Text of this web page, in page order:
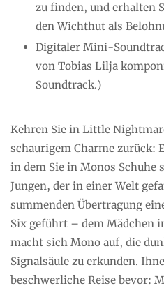
zu finden, und erhalten
den Wichthut als
Digitaler Mini-
von Tobias Lilja
Soundtrack.)
Kehren Sie in Little
schaurigem Charme zurück:
in dem Sie in Monos Schuhe
Jungen, der in einer Welt
summenden Übertragung
Six geführt – dem Mädchen
macht sich Mono auf, die
Signalsäule zu erkunden.
beschwerliche Reise bevor: